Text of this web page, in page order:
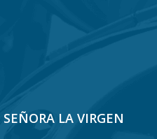
LA VIRGEN